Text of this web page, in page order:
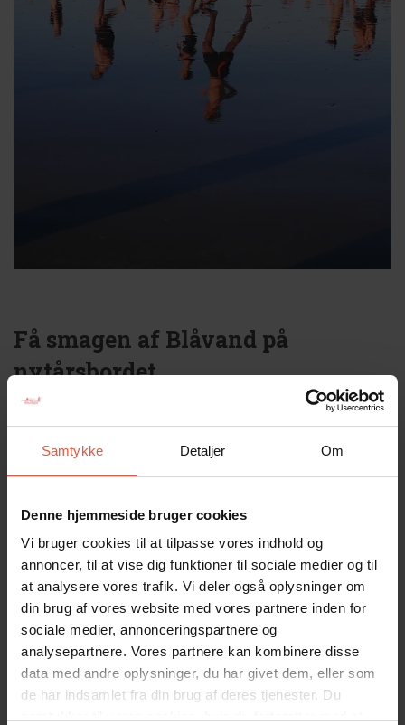
Samtykke Detaljer Om
Denne hjemmeside bruger cookies
Vi bruger cookies til at tilpasse vores indhold og
annoncer, til at vise dig funktioner til sociale medier og til
at analysere vores trafik. Vi deler også oplysninger om
din brug af vores website med vores partnere inden for
sociale medier, annonceringspartnere og
analysepartnere. Vores partnere kan kombinere disse
data med andre oplysninger, du har givet dem, eller som
de har indsamlet fra din brug af deres tjenester. Du
Få smagen af Blåvand på
nytårsbordet
Hvad stiller man på bordet en nytårsaften? Og vil I
bestille udefra?
at svinge med kokkeknive, gryder og fade, så byder
Blåvand strand på en lang række af specialbutikker,
hvor I vil finde råvarer i topkvalitet. For mange er
nytårstorsken en tradition, og den kan I finde hos
Blåvand Fiskebutik. Er I mere til at servere et godt
stykke kød på bordet mellem serpentiner,
bordbomber og konfetti, så skal I lægge vejen forbi
Slagter Theilgaard . HosHr. Skovfinder I alle de
delikatesser, I kan forestille jer, som alle er nøje